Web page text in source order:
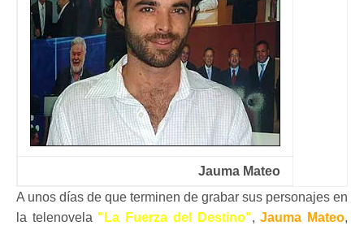
Jauma Mateo
A unos días de que terminen de grabar sus personajes en
la telenovela "La Fuerza del Destino",Jauma Mateo,